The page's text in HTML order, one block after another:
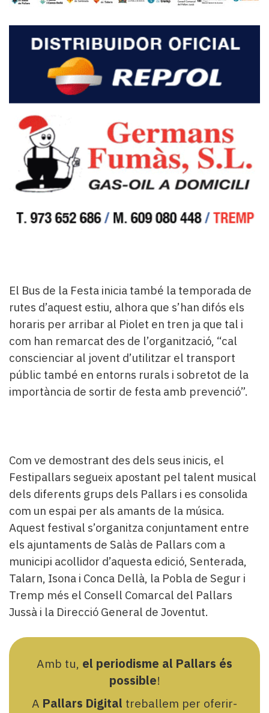
El Bus de la Festa inicia també la temporada de
rutes d’aquest estiu, alhora que s’han difós els
horaris per arribar al Piolet en tren ja que tal i
com han remarcat des de l’organització, “cal
conscienciar al jovent d’utilitzar el transport
públic també en entorns rurals i sobretot de la
importància de sortir de festa amb prevenció”.
Com ve demostrant des dels seus inicis, el
Festipallars segueix apostant pel talent musical
dels diferents grups dels Pallars i es consolida
com un espai per als amants de la música.
Aquest festival s’organitza conjuntament entre
els ajuntaments de Salàs de Pallars com a
municipi acollidor d’aquesta edició, Senterada,
Talarn, Isona i Conca Dellà, la Pobla de Segur i
Tremp més el Consell Comarcal del Pallars
Jussà i la Direcció General de Joventut.
Amb tu, el periodisme al Pallars és
possible!
A Pallars Digital treballem per oferir-